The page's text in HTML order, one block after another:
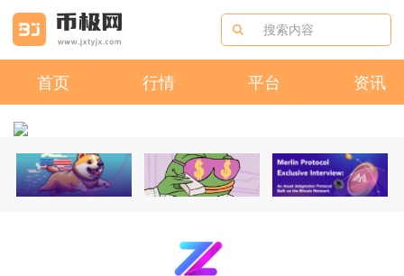
首页 行情 平台 资讯